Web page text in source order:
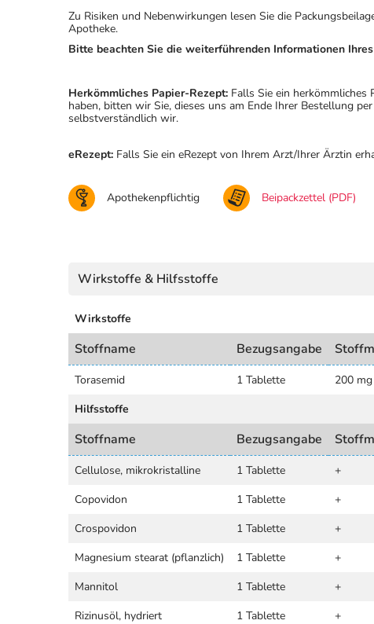
Zu Risiken und Nebenwirkungen lesen Sie die
Apotheke.
Bitte beachten Sie die weiterführenden Informationen
Herkömmliches Papier-Rezept: Falls Sie ein
haben, bitten wir Sie, dieses uns am Ende Ihrer Bestellung
selbstverständlich wir.
eRezept: Falls Sie ein eRezept von Ihrem Arzt/Ihrer Ärztin
Apothekenpflichtig Beipackzettel (PDF)
Wirkstoffe & Hilfsstoffe
Wirkstoffe
Stoffname Bezugsangabe
Torasemid 1 Tablette
200 mg
Hilfsstoffe
Stoffname Bezugsangabe
Cellulose, mikrokristalline 1 Tablette
+
Copovidon
1 Tablette
+
Crospovidon
1 Tablette
+
Magnesium stearat (pflanzlich)
1 Tablette
+
Mannitol
1 Tablette
+
Rizinusöl, hydriert
1 Tablette
+